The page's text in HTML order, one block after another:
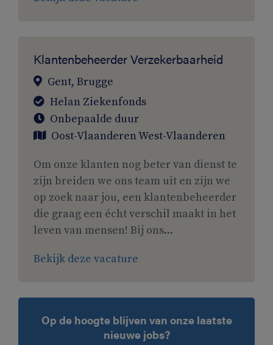
Klantenbeheerder Verzekerbaarheid
Gent, Brugge
Helan Ziekenfonds
Onbepaalde duur
Oost-VlaanderenWest-Vlaanderen
Om onze klanten nog beter van dienst te
zijn breiden we ons team uit en zijn we
op zoek naar jou, een klantenbeheerder
die graag een écht verschil maakt in het
leven van mensen! Bij ons...
Bekijk deze vacature
Op de hoogte blijven van onze laatste
nieuwe jobs?